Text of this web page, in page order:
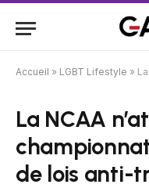
Accueil » LGBT Lifestyle » La
La NCAA
de lois anti-